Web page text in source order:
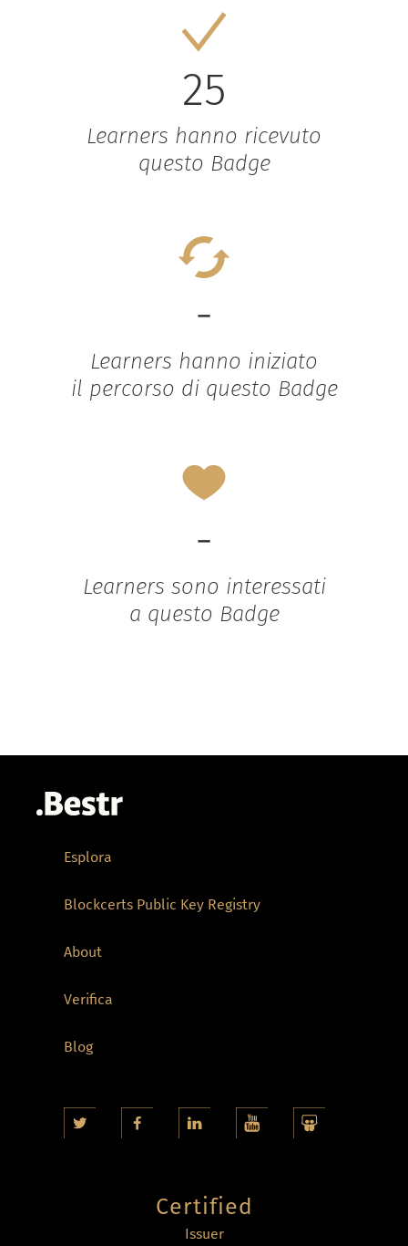
25
Learners hanno ricevuto
questo Badge
-
Learners hanno iniziato
il percorso di questo Badge
-
Learners sono interessati
a questo Badge
Esplora
Blockcerts Public Key Registry
About
Verifica
Blog
Certified
Issuer